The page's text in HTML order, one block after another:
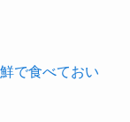
で食べておい